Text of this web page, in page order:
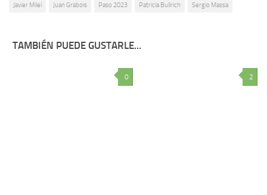
Javier Milei Juan Grabois Paso 2023 Patricia Bullrich Sergio Massa
TAMBIÉN PUEDE GUSTARLE...
0 2